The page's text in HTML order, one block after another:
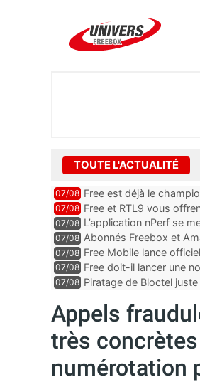
TOUTE L'ACTUALITÉ
07/08 Free est déjà le
encore au moin...
07/08 Free et RTL9 vous
l’obtenir
07/08 L’application nPerf se
Mobile, Orange, SFR ...
07/08 Abonnés Freebox et
07/08 Free Mobile lance
des promos et des
07/08 Free doit-il lancer une
07/08 Piratage de Bloctel
Appels
très
numérotation